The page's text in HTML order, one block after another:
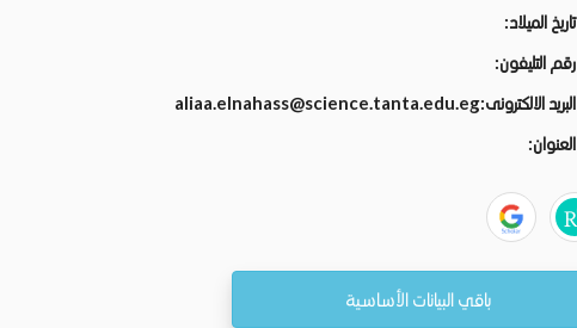
تاريخ الميلاد:
رقم التليفون:
البريد الالكترونى:aliaa.elnahass@science.tanta.edu.eg
العنوان:
باقي البيانات الأساسية